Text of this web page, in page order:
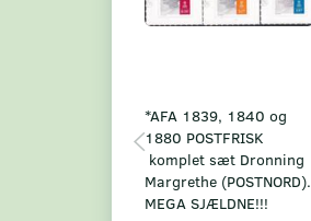
*AFA 1839, 1840 og
1880 POSTFRISK
komplet sæt Dronning
Margrethe (POSTNORD).
MEGA SJÆLDNE!!!